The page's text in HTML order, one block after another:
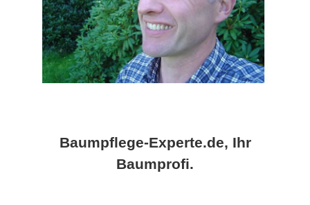
Baumpflege-Experte.de, Ihr
Baumprofi.